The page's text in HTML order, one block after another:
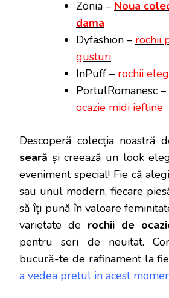
Zonia – Noua
dama
Dyfashion – rochii
gusturi
InPuff – rochii
PortulRomanesc –
ocazie midi ieftine
Descoperă colecția noastră
seară și creează un look
eveniment special! Fie că
sau unul modern, fiecare
să îți pună în valoare
varietate de rochii de
pentru seri de neuitat.
bucură-te de rafinament la
a vedea pretul in acest